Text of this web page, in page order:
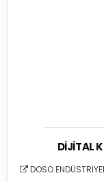
DIJITAL
DOSO